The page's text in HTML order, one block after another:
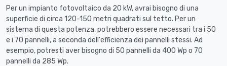
Per un impianto fotovoltaico da 20 kW, avrai bisogno di una
superficie di circa 120-150 metri quadrati sul tetto. Per un
sistema di questa potenza, potrebbero essere necessari tra i 50
e i 70 pannelli, a seconda dell'efficienza dei pannelli stessi. Ad
esempio, potresti aver bisogno di 50 pannelli da 400 Wp o 70
pannelli da 285 Wp.